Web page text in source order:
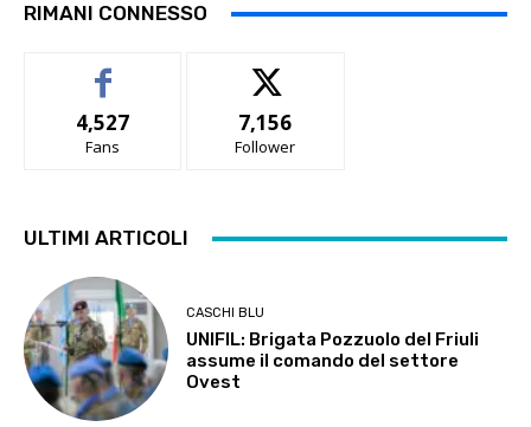
RIMANI CONNESSO
4,527
Fans
7,156
Follower
ULTIMI ARTICOLI
CASCHI BLU
UNIFIL: Brigata Pozzuolo del Friuli
assume il comando del settore
Ovest